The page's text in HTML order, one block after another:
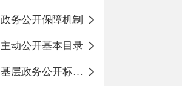
政务公开保障机制
主动公开基本目录
基层政务公开标准化目录